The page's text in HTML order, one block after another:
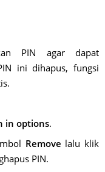
PIN agar dapat
ini dihapus, fungsi
in options.
Remove lalu klik
PIN.